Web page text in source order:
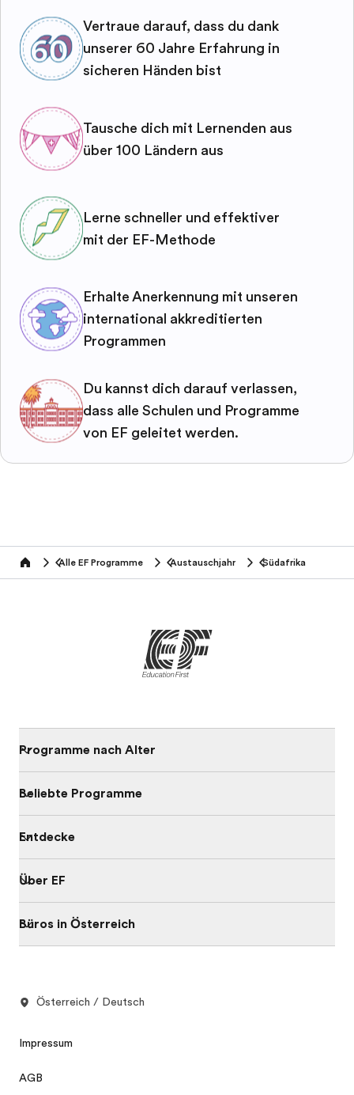
Vertraue darauf, dass du dank
unserer 60 Jahre Erfahrung in
sicheren Händen bist
Tausche dich mit Lernenden aus
über 100 Ländern aus
Lerne schneller und effektiver
mit der EF-Methode
Erhalte Anerkennung mit unseren
international akkreditierten
Programmen
Du kannst dich darauf verlassen,
dass alle Schulen und Programme
von EF geleitet werden.
home Alle EF Programme Austauschjahr Südafrika
Programme nach Alter
Beliebte Programme
Entdecke
Über EF
Büros in Österreich
Österreich / Deutsch
Impressum
AGB